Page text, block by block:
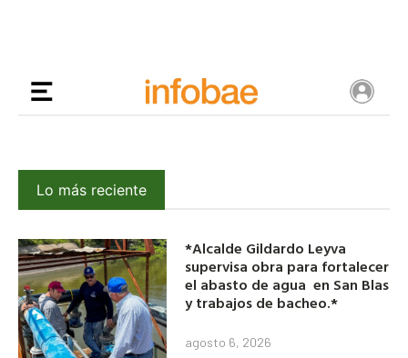
Lo más reciente
*Alcalde Gildardo Leyva
supervisa obra para fortalecer
el abasto de agua en San Blas
y trabajos de bacheo.*
agosto 6, 2026